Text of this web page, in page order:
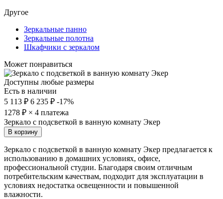
Другое
Зеркальные панно
Зеркальные полотна
Шкафчики с зеркалом
Может понравиться
Доступны любые размеры
Есть в наличии
5 113 ₽ 6 235 ₽ -17%
1278 ₽ × 4 платежа
Зеркало с подсветкой в ванную комнату Экер
В корзину
Зеркало с подсветкой в ванную комнату Экер предлагается к
использованию в домашних условиях, офисе,
профессиональной студии. Благодаря своим отличным
потребительским качествам, подходит для эксплуатации в
условиях недостатка освещенности и повышенной
влажности.